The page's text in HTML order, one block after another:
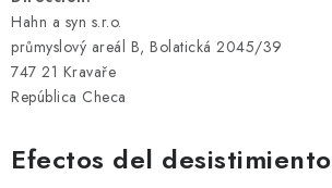
Hahn a syn s.r.o.
průmyslový areál B, Bolatická 2045/39
747 21 Kravaře
República Checa
Efectos del desistimiento